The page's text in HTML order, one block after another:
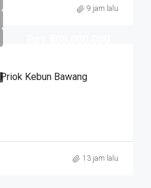
9 jam lalu
Kebun Bawang
13 jam lalu